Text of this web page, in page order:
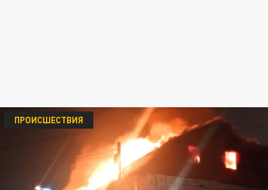
ПРОИСШЕСТВИЯ